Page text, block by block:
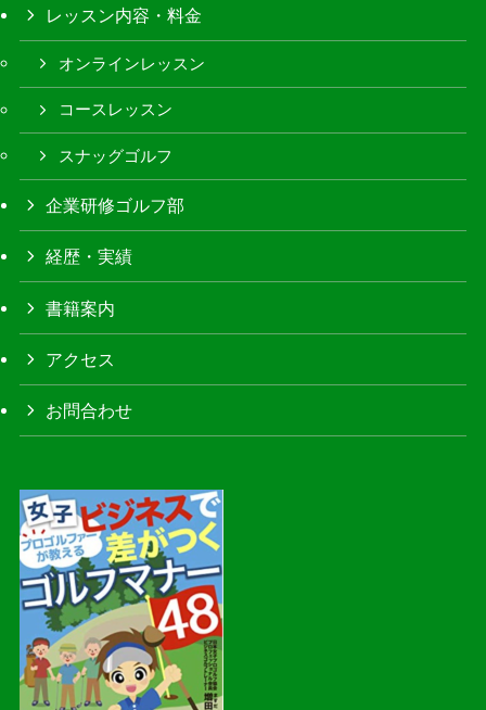
レッスン内容・料金
オンラインレッスン
コースレッスン
スナッグゴルフ
企業研修ゴルフ部
経歴・実績
書籍案内
アクセス
お問合わせ